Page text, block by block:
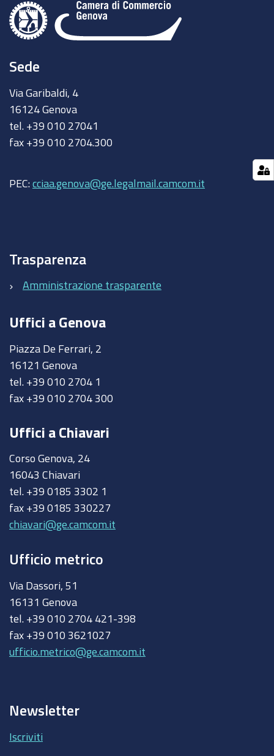
Sede
Via Garibaldi, 4
16124 Genova
tel. +39 010 27041
fax +39 010 2704.300
PEC: cciaa.genova@ge.legalmail.camcom.it
Trasparenza
Amministrazione trasparente
Uffici a Genova
Piazza De Ferrari, 2
16121 Genova
tel. +39 010 2704 1
fax +39 010 2704 300
Uffici a Chiavari
Corso Genova, 24
16043 Chiavari
tel. +39 0185 3302 1
fax +39 0185 330227
chiavari@ge.camcom.it
Ufficio metrico
Via Dassori, 51
16131 Genova
tel. +39 010 2704 421-398
fax +39 010 3621027
ufficio.metrico@ge.camcom.it
Newsletter
Iscriviti